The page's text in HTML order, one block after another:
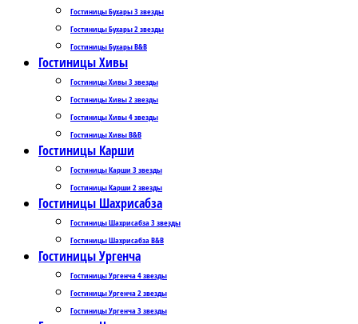
Гостиницы Бухары 3 звезды
Гостиницы Бухары 2 звезды
Гостиницы Бухары B&B
Гостиницы Хивы
Гостиницы Хивы 3 звезды
Гостиницы Хивы 2 звезды
Гостиницы Хивы 4 звезды
Гостиницы Хивы B&B
Гостиницы Карши
Гостиницы Карши 3 звезды
Гостиницы Карши 2 звезды
Гостиницы Шахрисабза
Гостиницы Шахрисабза 3 звезды
Гостиницы Шахрисабза B&B
Гостиницы Ургенча
Гостиницы Ургенча 4 звезды
Гостиницы Ургенча 2 звезды
Гостиницы Ургенча 3 звезды